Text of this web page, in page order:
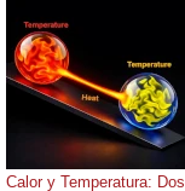
Calor y Temperatura: Dos